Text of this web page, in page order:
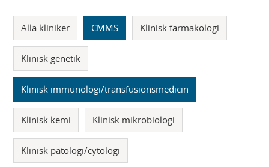
Alla kliniker CMMS Klinisk farmakologi
Klinisk genetik
Klinisk immunologi/transfusionsmedicin
Klinisk kemi Klinisk mikrobiologi
Klinisk patologi/cytologi